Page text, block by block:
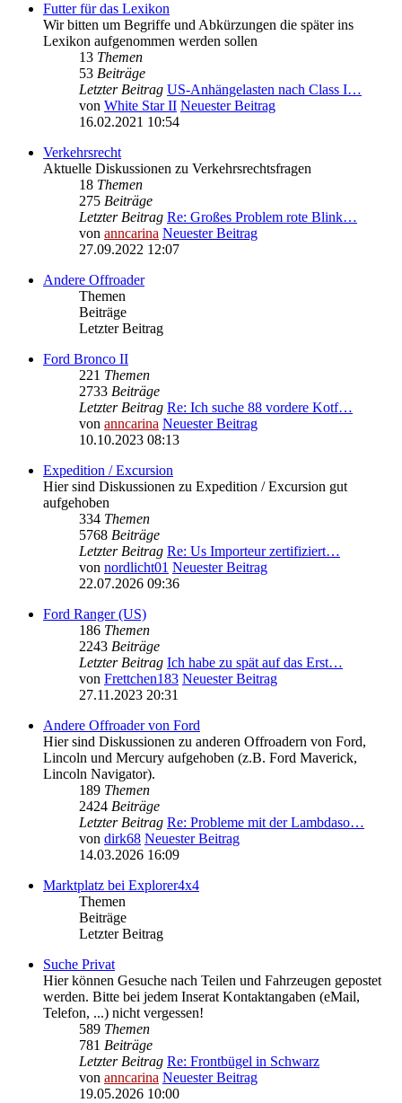
Futter für das Lexikon
Wir bitten um Begriffe und Abkürzungen die später ins
Lexikon aufgenommen werden sollen
13 Themen
53 Beiträge
Letzter Beitrag US-Anhängelasten nach Class I…
von White Star II Neuester Beitrag
16.02.2021 10:54
Verkehrsrecht
Aktuelle Diskussionen zu Verkehrsrechtsfragen
18 Themen
275 Beiträge
Letzter Beitrag Re: Großes Problem rote Blink…
von anncarina Neuester Beitrag
27.09.2022 12:07
Andere Offroader
Themen
Beiträge
Letzter Beitrag
Ford Bronco II
221 Themen
2733 Beiträge
Letzter Beitrag Re: Ich suche 88 vordere Kotf…
von anncarina Neuester Beitrag
10.10.2023 08:13
Expedition / Excursion
Hier sind Diskussionen zu Expedition / Excursion gut
aufgehoben
334 Themen
5768 Beiträge
Letzter Beitrag Re: Us Importeur zertifiziert…
von nordlicht01 Neuester Beitrag
22.07.2026 09:36
Ford Ranger (US)
186 Themen
2243 Beiträge
Letzter Beitrag Ich habe zu spät auf das Erst…
von Frettchen183 Neuester Beitrag
27.11.2023 20:31
Andere Offroader von Ford
Hier sind Diskussionen zu anderen Offroadern von Ford,
Lincoln und Mercury aufgehoben (z.B. Ford Maverick,
Lincoln Navigator).
189 Themen
2424 Beiträge
Letzter Beitrag Re: Probleme mit der Lambdaso…
von dirk68 Neuester Beitrag
14.03.2026 16:09
Marktplatz bei Explorer4x4
Themen
Beiträge
Letzter Beitrag
Suche Privat
Hier können Gesuche nach Teilen und Fahrzeugen gepostet
werden. Bitte bei jedem Inserat Kontaktangaben (eMail,
Telefon, ...) nicht vergessen!
589 Themen
781 Beiträge
Letzter Beitrag Re: Frontbügel in Schwarz
von anncarina Neuester Beitrag
19.05.2026 10:00